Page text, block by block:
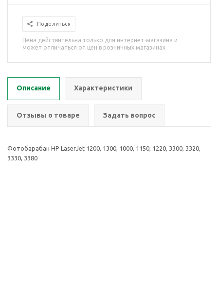
Поделиться
Цена действительна только для интернет-магазина и
может отличаться от цен в розничных магазинах
Описание Характеристики
Отзывы о товаре Задать вопрос
Фотобарабан HP LaserJet 1200, 1300, 1000, 1150, 1220, 3300, 3320,
3330, 3380